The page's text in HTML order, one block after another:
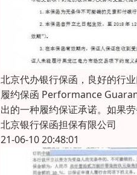
北京代办银行保函，良好的行
履约保函 Performance
出的一种履约保证承诺。如果
北京银行保函担保有限公司
21-06-10 20:48:01